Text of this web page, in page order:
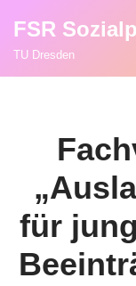
Zum
FSR
TU Dresden
für